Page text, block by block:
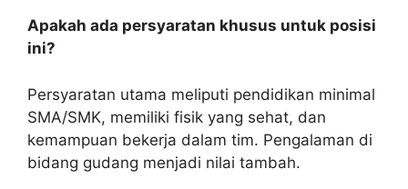
Apakah ada persyaratan khusus untuk posisi
ini?
Persyaratan utama meliputi pendidikan minimal
SMA/SMK, memiliki fisik yang sehat, dan
kemampuan bekerja dalam tim. Pengalaman di
bidang gudang menjadi nilai tambah.